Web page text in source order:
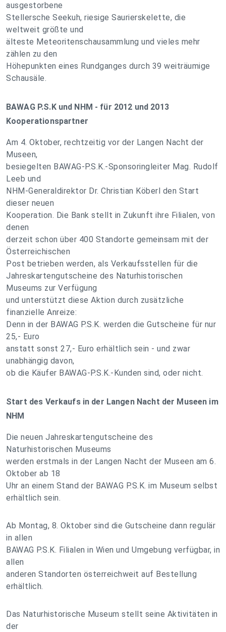
ausgestorbene
Stellersche Seekuh, riesige Saurierskelette, die
weltweit größte und
älteste Meteoritenschausammlung und vieles mehr
zählen zu den
Höhepunkten eines Rundganges durch 39 weiträumige
Schausäle.
BAWAG P.S.K und NHM - für 2012 und 2013
Kooperationspartner
Am 4. Oktober, rechtzeitig vor der Langen Nacht der
Museen,
besiegelten BAWAG-P.S.K.-Sponsoringleiter Mag. Rudolf
Leeb und
NHM-Generaldirektor Dr. Christian Köberl den Start
dieser neuen
Kooperation. Die Bank stellt in Zukunft ihre Filialen, von
denen
derzeit schon über 400 Standorte gemeinsam mit der
Österreichischen
Post betrieben werden, als Verkaufsstellen für die
Jahreskartengutscheine des Naturhistorischen
Museums zur Verfügung
und unterstützt diese Aktion durch zusätzliche
finanzielle Anreize:
Denn in der BAWAG P.S.K. werden die Gutscheine für nur
25,- Euro
anstatt sonst 27,- Euro erhältlich sein - und zwar
unabhängig davon,
ob die Käufer BAWAG-P.S.K.-Kunden sind, oder nicht.
Start des Verkaufs in der Langen Nacht der Museen im
NHM
Die neuen Jahreskartengutscheine des
Naturhistorischen Museums
werden erstmals in der Langen Nacht der Museen am 6.
Oktober ab 18
Uhr an einem Stand der BAWAG P.S.K. im Museum selbst
erhältlich sein.
Ab Montag, 8. Oktober sind die Gutscheine dann regulär
in allen
BAWAG P.S.K. Filialen in Wien und Umgebung verfügbar, in
allen
anderen Standorten österreichweit auf Bestellung
erhältlich.
Das Naturhistorische Museum stellt seine Aktivitäten in
der